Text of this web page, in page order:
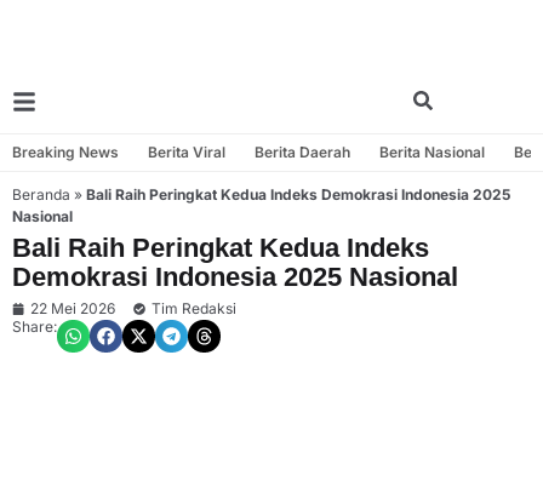
Breaking News Berita Viral Berita Daerah Berita Nasional
Beranda » Bali Raih Peringkat Kedua Indeks Demokrasi Indonesia 2025
Nasional
Bali Raih Peringkat Kedua Indeks
Demokrasi Indonesia 2025 Nasional
22 Mei 2026
Tim Redaksi
Share: